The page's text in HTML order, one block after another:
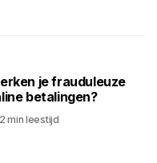
je frauduleuze
betalingen?
2 min leestijd